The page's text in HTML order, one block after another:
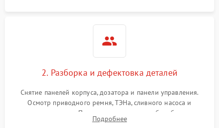
2. Разборка и дефектовка деталей
Снятие панелей корпуса, дозатора и панели управления.
Осмотр приводного ремня, ТЭНа, сливного насоса и
амортизаторов. Проверка подшипников барабана и
крестовины на износ, а манжеты люка на разрывы.
Подробнее